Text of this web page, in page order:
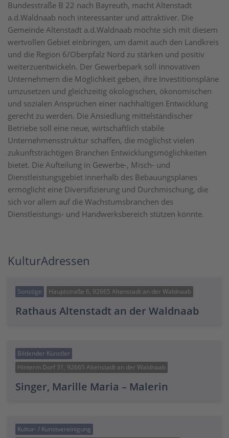
Bundesstraße B 22 nach Bayreuth, macht Altenstadt
a.d.Waldnaab noch interessanter und attraktiver. Die
Gemeinde Altenstadt a.d.Waldnaab möchte sich mit diesem
wertvollen Gebiet einbringen, um damit auch den Landkreis
und die Region 6/Oberpfalz Nord zu stärken und positiv
weiterzuentwickeln. Der Gewerbepark soll innovativen
Unternehmern die Möglichkeit geben, ihre Investitionspläne
umzusetzen und gleichzeitig ökologischen, ökonomischen
und sozialen Ansprüchen einer nachhaltigen Entwicklung
gerecht zu werden. Die Ansiedlung mittelständischer
Betriebe soll eine neue, wirtschaftlich stabile
Unternehmensstruktur schaffen, die möglichst vielen
zukunftsträchtigen Branchen Entwicklungsmöglichkeiten
bietet. Die Aufteilung in Gewerbe-, Misch- und
Dienstleistungsgebiet innerhalb des Bebauungsplanes
ermöglicht eine Diversifizierung und Durchmischung, die
sich vor allem auf die Wachstumsbranchen des
Dienstleistungs- und Handwerksbereich stützen könnte.
KulturAdressen
Sonstige Hauptstraße 6, 92665 Altenstadt an der Waldnaab
Rathaus Altenstadt an der Waldnaab
Bildender Künstler
Hinterm Dorf 31, 92665 Altenstadt an der Waldnaab
Singer, Marille Maria – Malerin
Kultur- / Kunstvereinigung